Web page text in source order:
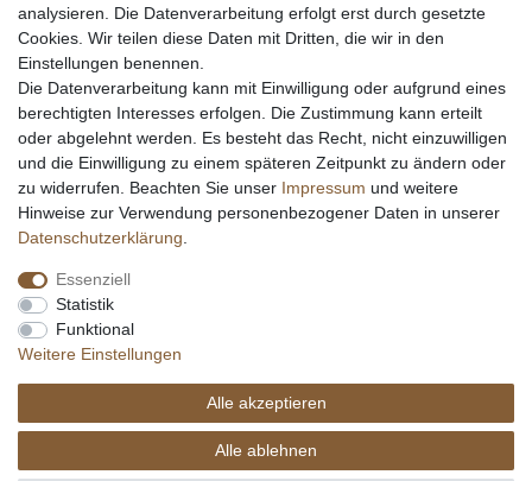
Stahltabelle
Stahlarten
Rockwell Härte
Messerarten
Klingenformen
Holzarten
Impressum Daten­schutz­erklärung AGB
Widerrufs­recht
© Copyright Alle Preisangaben sind inkl. gesetzlicher Mehrwertsteuer und zzgl.
analysieren. Die Datenverarbeitung erfolgt erst durch gesetzte
Cookies. Wir teilen diese Daten mit Dritten, die wir in den
Einstellungen benennen.
Die Datenverarbeitung kann mit Einwilligung oder aufgrund eines
berechtigten Interesses erfolgen. Die Zustimmung kann erteilt
oder abgelehnt werden. Es besteht das Recht, nicht einzuwilligen
und die Einwilligung zu einem späteren Zeitpunkt zu ändern oder
zu widerrufen. Beachten Sie unser Impressum und weitere
Hinweise zur Verwendung personenbezogener Daten in unserer
Daten­schutz­erklärung
Essenziell
Statistik
Funktional
Weitere Einstellungen
Alle akzeptieren
Alle ablehnen